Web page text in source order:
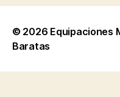
© 2026 Equipaciones
Baratas